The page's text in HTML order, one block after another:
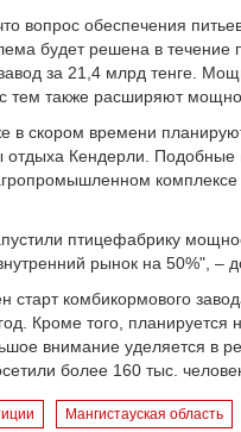
вопрос обеспечения
будет решена в
за 21,4 млрд тенге.
тем также расширяют
в скором времени
отдыха Кендерли.
птицефабрику
рынок на 50%", –
старт комбикормового
Кроме того, планируется
внимание уделяется в
более 160 тыс.
Мангистауская область